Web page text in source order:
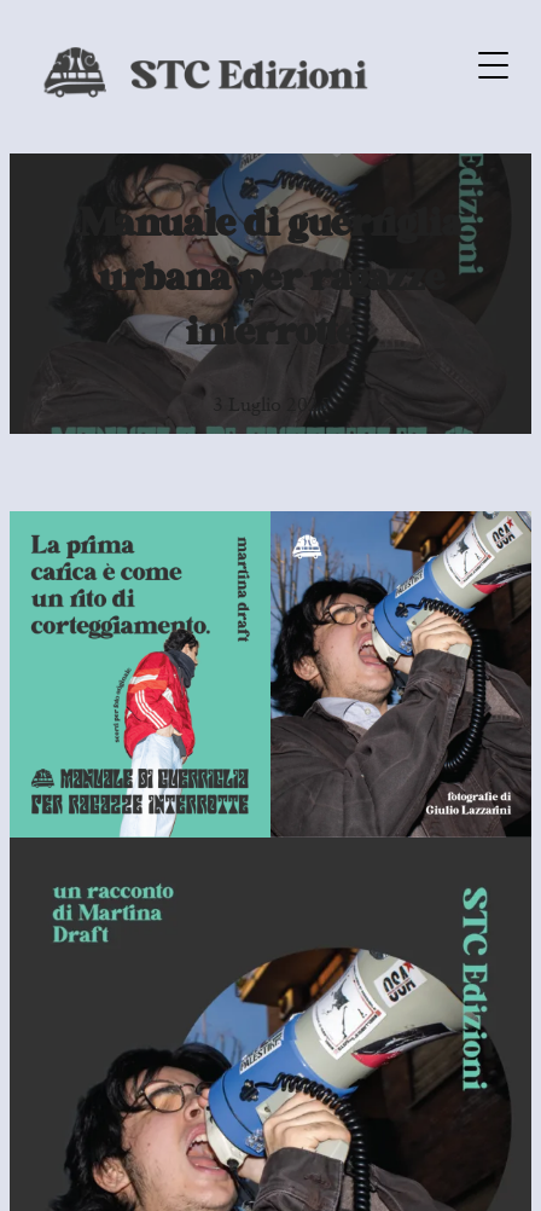
Manuale di guerriglia
urbana per ragazze
interrotte
3 Luglio 2025